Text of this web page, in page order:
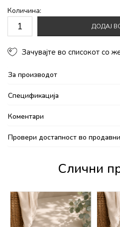
Количина:
ДОДАЈ
Зачувајте во списокот со
За производот
Спецификација
Коментари
Провери достапност во
Слични